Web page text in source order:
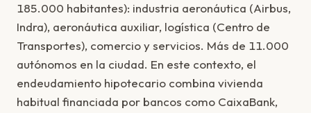
185.000 habitantes): industria aeronáutica (Airbus,
Indra), aeronáutica auxiliar, logística (Centro de
Transportes), comercio y servicios. Más de 11.000
autónomos en la ciudad. En este contexto, el
endeudamiento hipotecario combina vivienda
habitual financiada por bancos como CaixaBank,